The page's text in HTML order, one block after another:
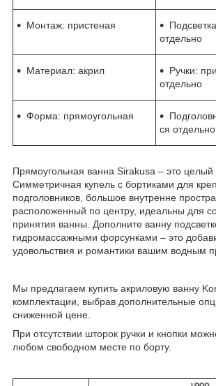
Монтаж: пристеная
отдельно
Материал: акрил
Ручки:
отдельно
Форма: прямоугольная
ся отдельно
Прямоугольная ванна Sirakusa – это
Симметричная купель с бортиками для
подголовников, большое внутренне
расположенный по центру, идеальны для
принятия ванны. Дополните ванну
гидромассажными форсунками – это
удовольствия и романтики вашим водным
Мы предлагаем купить акриловую ванну
комплектации, выбрав дополнительные
сниженной цене.
При отсутствии шторок ручки и кнопки
любом свободном месте по борту.